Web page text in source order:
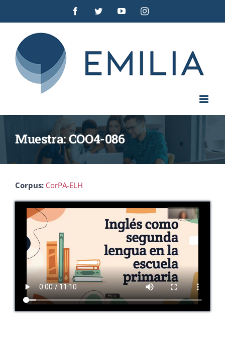
FacebookTwitterYouTubeInstagram
Muestra: COO4-086
Corpus: CorPA-ELH